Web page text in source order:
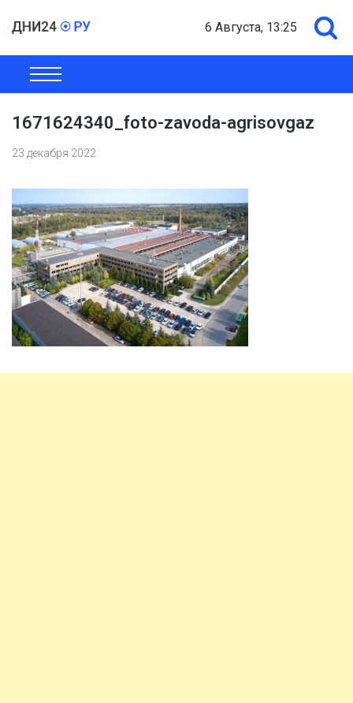
6 Августа, 13:25
ОБЩЕСТВО
1671624340_foto-zavoda-agrisovgaz
23 декабря 2022